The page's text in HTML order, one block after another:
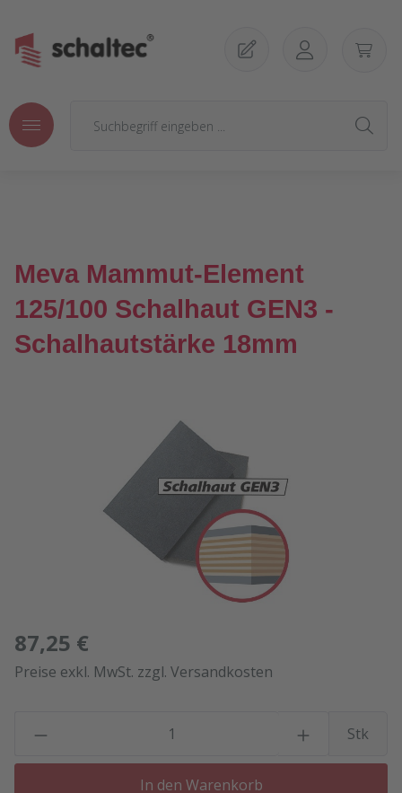
Meva Mammut-Element
125/100 Schalhaut GEN3 -
Schalhautstärke 18mm
Bildergalerie überspringen
87,25 €
Preise exkl. MwSt. zzgl. Versandkosten
Stk
In den Warenkorb